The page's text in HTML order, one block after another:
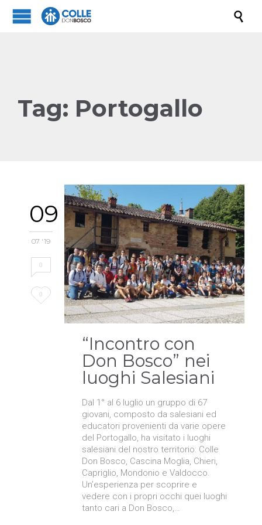

Tag: Portogallo
09
07 '19
0
Love
0
“Incontro con
Don Bosco” nei
luoghi Salesiani
Dal 1° al 6 luglio un gruppo di 67
giovani, composto da salesiani ed
educatori provenienti da varie opere
del Portogallo, ha visitato i luoghi
salesiani del nostro territorio: Colle
Don Bosco, Cascina Moglia, Chieri,
Capriglio, Mondonio e Valdocco.
Un’esperienza per scoprire e
vedere con i propri occhi quei luoghi
tanto cari a Don Bosco,…